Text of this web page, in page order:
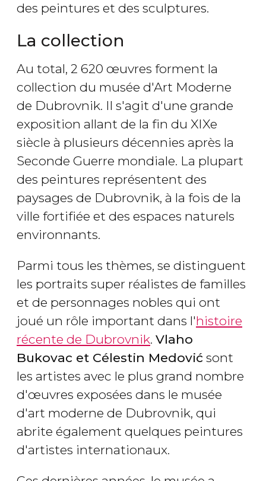
des peintures et des sculptures.
La collection
Au total, 2 620 œuvres forment la
collection du musée d'Art Moderne
de Dubrovnik. Il s'agit d'une grande
exposition allant de la fin du XIXe
siècle à plusieurs décennies après la
Seconde Guerre mondiale. La plupart
des peintures représentent des
paysages de Dubrovnik, à la fois de la
ville fortifiée et des espaces naturels
environnants.
Parmi tous les thèmes, se distinguent
les portraits super réalistes de familles
et de personnages nobles qui ont
joué un rôle important dans l'histoire
récente de Dubrovnik. Vlaho
Bukovac et Célestin Medović sont
les artistes avec le plus grand nombre
d'œuvres exposées dans le musée
d'art moderne de Dubrovnik, qui
abrite également quelques peintures
d'artistes internationaux.